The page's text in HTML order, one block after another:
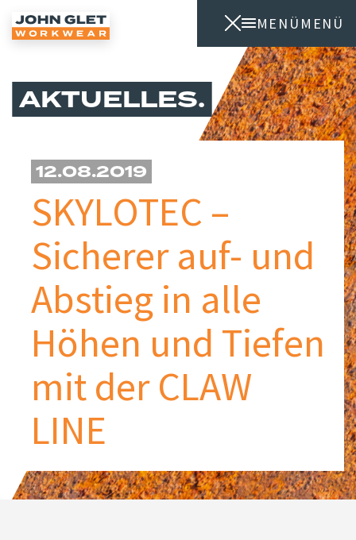
MENÜ
MENÜ
AKTUELLES
SKYLOTEC –
Sicherer auf- und
Abstieg in alle
Höhen und Tiefen
mit der CLAW
LINE
12.08.2019